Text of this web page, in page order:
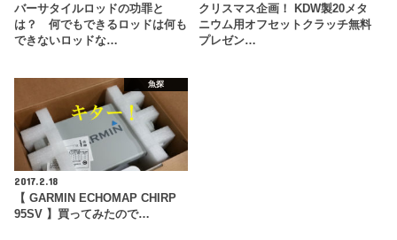
バーサタイルロッドの功罪と
は？ 何でもできるロッドは何も
できないロッドな…
クリスマス企画！ KDW製20メタ
ニウム用オフセットクラッチ無料
プレゼン…
魚探
2017.2.18
【 GARMIN ECHOMAP CHIRP
95SV 】買ってみたので…